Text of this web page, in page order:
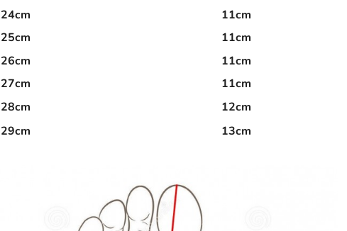
24cm
11cm
25cm
11cm
26cm
11cm
27cm
11cm
28cm
12cm
29cm 13cm